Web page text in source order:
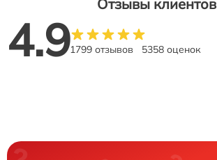
Отзывы клиентов
4.91799 отзывов 5358 оценок